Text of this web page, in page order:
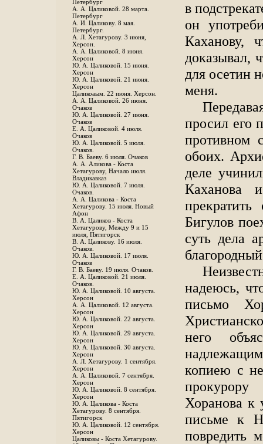
Петербург
А. А. Цаликовой. 28 марта.
Петербург
А. И. Цаликову. 8 мая.
Петербург.
А. Л. Хетагурову. 3 июня,
Херсон.
А. А. Цаликовой. 8 июня.
Херсон
Ю. А. Цаликовой. 15 июня.
Херсон
Ю. А. Цаликовой. 21 июня.
Херсон
Цаликоаым. 22 июня. Херсон.
А. А. Цаликовой. 26 июня.
Очаков
Ю. А. Цаликовой. 27 июня.
Очаков
Е. А. Цаликовой. 4 июля.
Очаков
Ю. А. Цаликовой. 5 июля.
Очаков.
Г. В. Баеву. 6 июля. Очаков
А. А. Аликова - Коста
Хетагурову, Начало июля.
Владикавказ
Ю. А. Цаликовой. 7 июля.
Очаков.
А. А. Цаликова - Коста
Хетагурову. 15 июля. Новый
Афон
В. А. Цаликов - Коста
Хетагурову, Между 9 и 15
июля, Пятигорск
В. А. Цаликову. 16 июля.
Очаков.
Ю. А. Цаликовой. 17 июля.
Очаков
Г. В. Баеву. 19 июля. Очаков.
Е. А. Цаликовой. 21 июля.
Очаков.
Ю. А. Цаликовой. 10 августа.
Херсон
А. А. Цаликовой. 12 августа.
Херсон
Ю. А. Цаликовой. 22 августа.
Херсон
Ю. А. Цаликовой. 29 августа.
Херсон
Ю. А. Цаликовой. 30 августа.
Херсон
А. Л. Хетагурову. 1 сентября.
Херсон
А. А. Цаликовой. 7 сентября.
Херсон
Ю. А. Цаликовой. 8 сентября.
Херсон
Ю. А. Цаликова - Коста
Хетагурову. 8 сентября.
Пятигорск
Ю. А. Цаликовой. 12 сентября.
Херсон
Цаликовы - Коста Хетагурову.
в
он
Каханову,
доказывал,
для осетин
меня.
просил его
противном
обоих.
деле
Каханова
Бигулов
суть дела
надеюсь,
письмо
него
копиею с
Хоранова к
письме к
повредить